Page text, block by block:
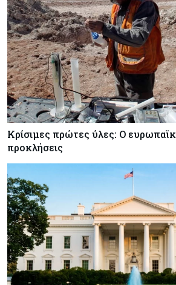
Κρίσιμες πρώτες ύλες: Ο
προκλήσεις